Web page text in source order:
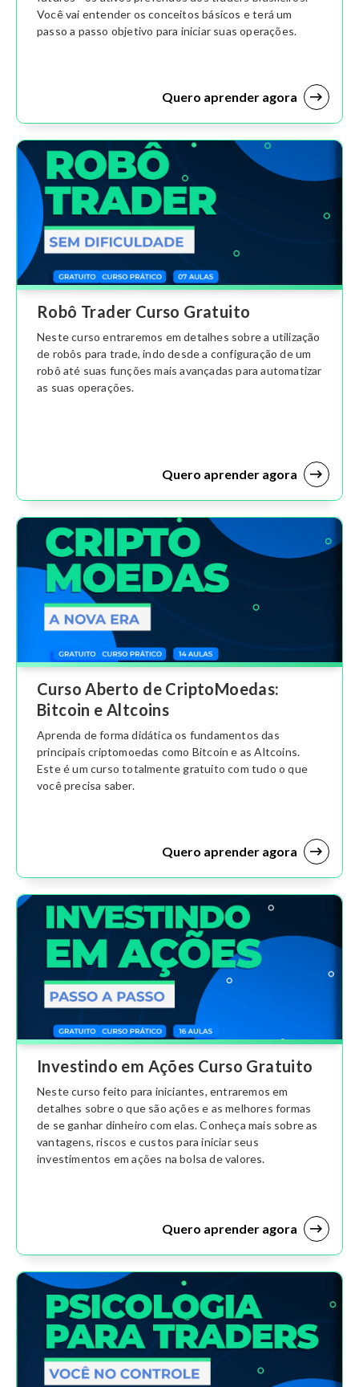
Você vai entender os conceitos básicos e terá um
passo a passo objetivo para iniciar suas operações.
Quero aprender agora
Robô Trader Curso Gratuito
Neste curso entraremos em detalhes sobre a utilização
de robôs para trade, indo desde a configuração de um
robô até suas funções mais avançadas para automatizar
as suas operações.
Quero aprender agora
Curso Aberto de CriptoMoedas:
Bitcoin e Altcoins
Aprenda de forma didática os fundamentos das
principais criptomoedas como Bitcoin e as Altcoins.
Este é um curso totalmente gratuito com tudo o que
você precisa saber.
Quero aprender agora
Investindo em Ações Curso Gratuito
Neste curso feito para iniciantes, entraremos em
detalhes sobre o que são ações e as melhores formas
de se ganhar dinheiro com elas. Conheça mais sobre as
vantagens, riscos e custos para iniciar seus
investimentos em ações na bolsa de valores.
Quero aprender agora